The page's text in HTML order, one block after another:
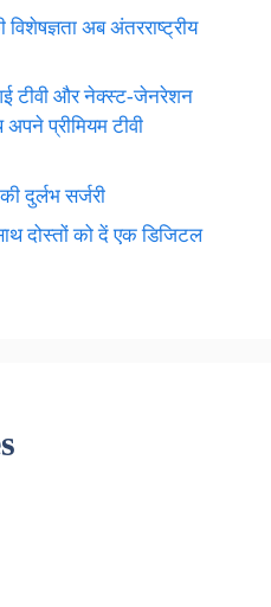
अब अंतरराष्ट्रीय
टीवी और नेक्स्ट-जेनरेशन
प्रीमियम टीवी
दुर्लभ सर्जरी
दोस्तों को दें एक डिजिटल